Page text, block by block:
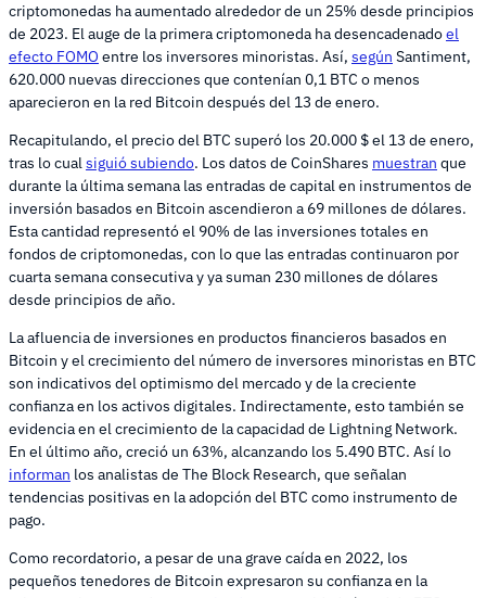
criptomonedas ha aumentado alrededor de un 25% desde principios
de 2023. El auge de la primera criptomoneda ha desencadenadoel
efecto FOMO entre los inversores minoristas. Así, según Santiment,
620.000 nuevas direcciones que contenían 0,1 BTC o menos
aparecieron en la red Bitcoin después del 13 de enero.
Recapitulando, el precio del BTC superó los 20.000 $ el 13 de enero,
tras lo cualsiguió subiendo. Los datos de CoinShares muestran que
durante la última semana las entradas de capital en instrumentos de
inversión basados en Bitcoin ascendieron a 69 millones de dólares.
Esta cantidad representó el 90% de las inversiones totales en
fondos de criptomonedas, con lo que las entradas continuaron por
cuarta semana consecutiva y ya suman 230 millones de dólares
desde principios de año.
La afluencia de inversiones en productos financieros basados en
Bitcoin y el crecimiento del número de inversores minoristas en BTC
son indicativos del optimismo del mercado y de la creciente
confianza en los activos digitales. Indirectamente, esto también se
evidencia en el crecimiento de la capacidad de Lightning Network.
En el último año, creció un 63%, alcanzando los 5.490 BTC. Así lo
informan los analistas de The Block Research, que señalan
tendencias positivas en la adopción del BTC como instrumento de
pago.
Como recordatorio, a pesar de una grave caída en 2022, los
pequeños tenedores de Bitcoin expresaron su confianza en la